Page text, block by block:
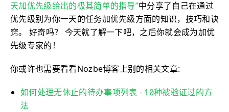
天加优先级给出的极其简单的指导”中分享了自己在通过
优先级别为你一天的任务加优先级方面的知识，技巧和诀
窍。 好奇吗？ 今天就了解一下吧，之后你就会成为加优
先级专家的！
你或许也需要看看Nozbe博客上别的相关文章:
如何处理无休止的待办事项列表 - 10种被验证过的方
法